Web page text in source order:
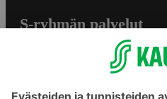
S-ryhmän palvelut
Yhteishyvä Ruoka -sovellus